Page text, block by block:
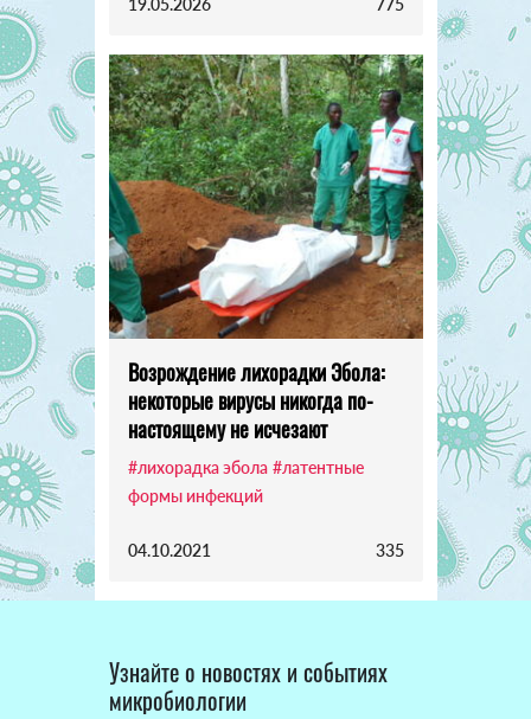
Возрождение лихорадки Эбола:
некоторые вирусы никогда по-
настоящему не исчезают
#лихорадка эбола #латентные
формы инфекций
04.10.2021 335
Узнайте о новостях и событиях
микробиологии